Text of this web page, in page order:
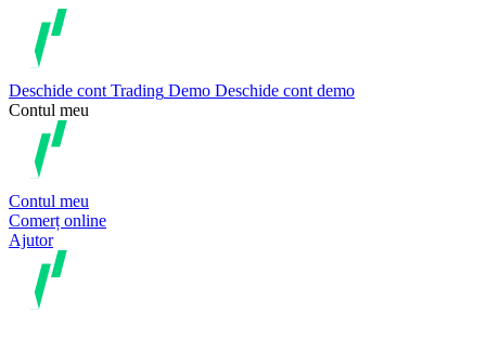
Deschide cont Trading Demo Deschide cont demo
Contul meu
Contul meu
Comerț online
Ajutor